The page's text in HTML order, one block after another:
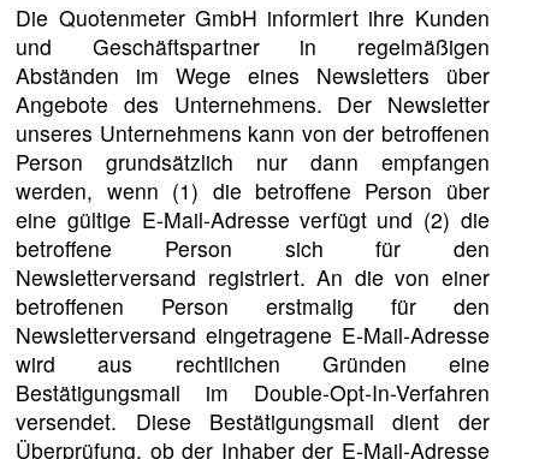
Die Quotenmeter GmbH informiert ihre Kunden
und Geschäftspartner in regelmäßigen
Abständen im Wege eines Newsletters über
Angebote des Unternehmens. Der Newsletter
unseres Unternehmens kann von der betroffenen
Person grundsätzlich nur dann empfangen
werden, wenn (1) die betroffene Person über
eine gültige E-Mail-Adresse verfügt und (2) die
betroffene Person sich für den
Newsletterversand registriert. An die von einer
betroffenen Person erstmalig für den
Newsletterversand eingetragene E-Mail-Adresse
wird aus rechtlichen Gründen eine
Bestätigungsmail im Double-Opt-In-Verfahren
versendet. Diese Bestätigungsmail dient der
Überprüfung, ob der Inhaber der E-Mail-Adresse